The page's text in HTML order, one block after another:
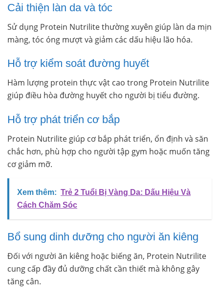
Cải thiện làn da và tóc
Sử dụng Protein Nutrilite thường xuyên giúp làn da mịn
màng, tóc óng mượt và giảm các dấu hiệu lão hóa.
Hỗ trợ kiểm soát đường huyết
Hàm lượng protein thực vật cao trong Protein Nutrilite
giúp điều hòa đường huyết cho người bị tiểu đường.
Hỗ trợ phát triển cơ bắp
Protein Nutrilite giúp cơ bắp phát triển, ổn định và săn
chắc hơn, phù hợp cho người tập gym hoặc muốn tăng
cơ giảm mỡ.
Xem thêm: Trẻ 2 Tuổi Bị Vàng Da: Dấu Hiệu Và
Cách Chăm Sóc
Bổ sung dinh dưỡng cho người ăn kiêng
Đối với người ăn kiêng hoặc biếng ăn, Protein Nutrilite
cung cấp đầy đủ dưỡng chất cần thiết mà không gây
tăng cân.